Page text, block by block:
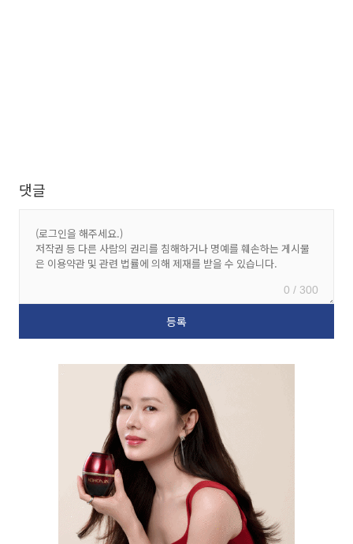
댓글
0 / 300